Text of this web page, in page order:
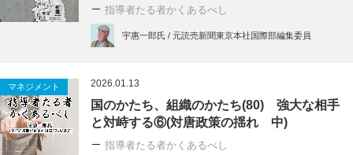
指導者たる者かくあるべし
宇惠一郎氏 / 元読売新聞東京本社国際部編集委員
マネジメント 2026.01.13
国のかたち、組織のかたち(80) 強大な相手
と対峙する⑥(対唐政策の揺れ 中)
指導者たる者かくあるべし